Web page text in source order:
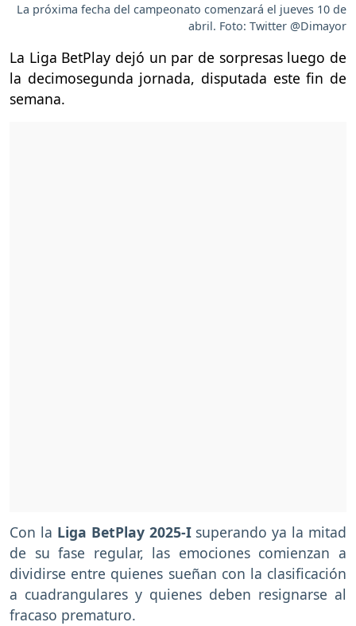
La próxima fecha del campeonato comenzará el jueves 10 de
abril. Foto: Twitter @Dimayor
La Liga BetPlay dejó un par de sorpresas luego de
la decimosegunda jornada, disputada este fin de
semana.
Con la Liga BetPlay 2025-Isuperando ya la mitad
de su fase regular, las emociones comienzan a
dividirse entre quienes sueñan con la clasificación
a cuadrangulares y quienes deben resignarse al
fracaso prematuro.